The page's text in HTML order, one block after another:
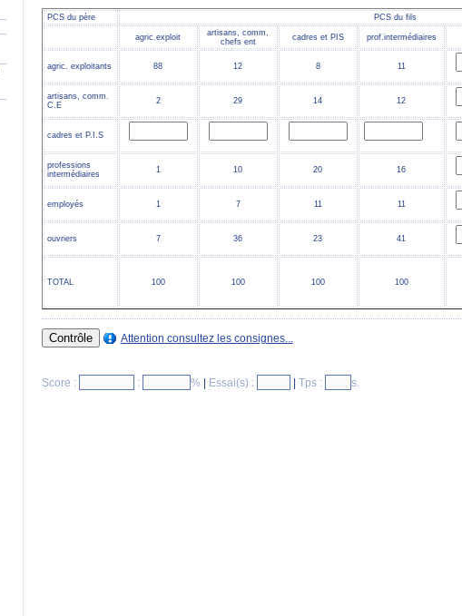
PCS du père PCS du fils
agric.exploit
artisans, comm,
chefs ent
cadres et PIS prof.intermédiaires
agric. exploitants 88 12 8 11
artisans, comm.
C.E
2 29 14 12
cadres et P.I.S
professions
intermédiaires
1 10 20 16
employés 1 7 11 11
ouvriers 7 36 23 41
TOTAL 100 100 100 100
Attention consultez les consignes...
Score : : % Essai(s) : Tps : s.